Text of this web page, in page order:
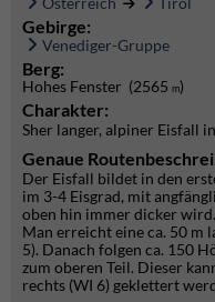
Gebirge:
Venediger-Gruppe
Berg:
Hohes Fenster (2565 m)
Charakter:
Sher langer, alpiner Eisfall
Genaue
Der Eisfall bildet in den
im 3-4 Eisgrad, mit
oben hin immer dicker
Man erreicht eine ca. 50 m
5). Danach folgen ca. 150
zum oberen Teil. Dieser
rechts (WI 6) geklettert